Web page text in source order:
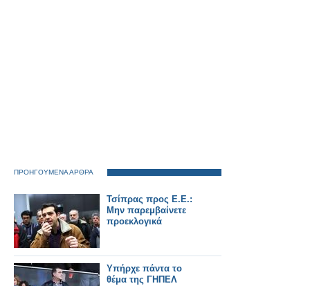
ΠΡΟΗΓΟΥΜΕΝΑ ΑΡΘΡΑ
Τσίπρας προς Ε.Ε.:
Μην παρεμβαίνετε
προεκλογικά
Υπήρχε πάντα το
θέμα της ΓΗΠΕΛ